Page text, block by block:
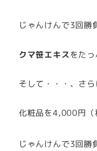
じゃんけんで3回勝
クマ笹エキスをた
そして・・・、さら
化粧品を4,000円（
じゃんけんで3回勝